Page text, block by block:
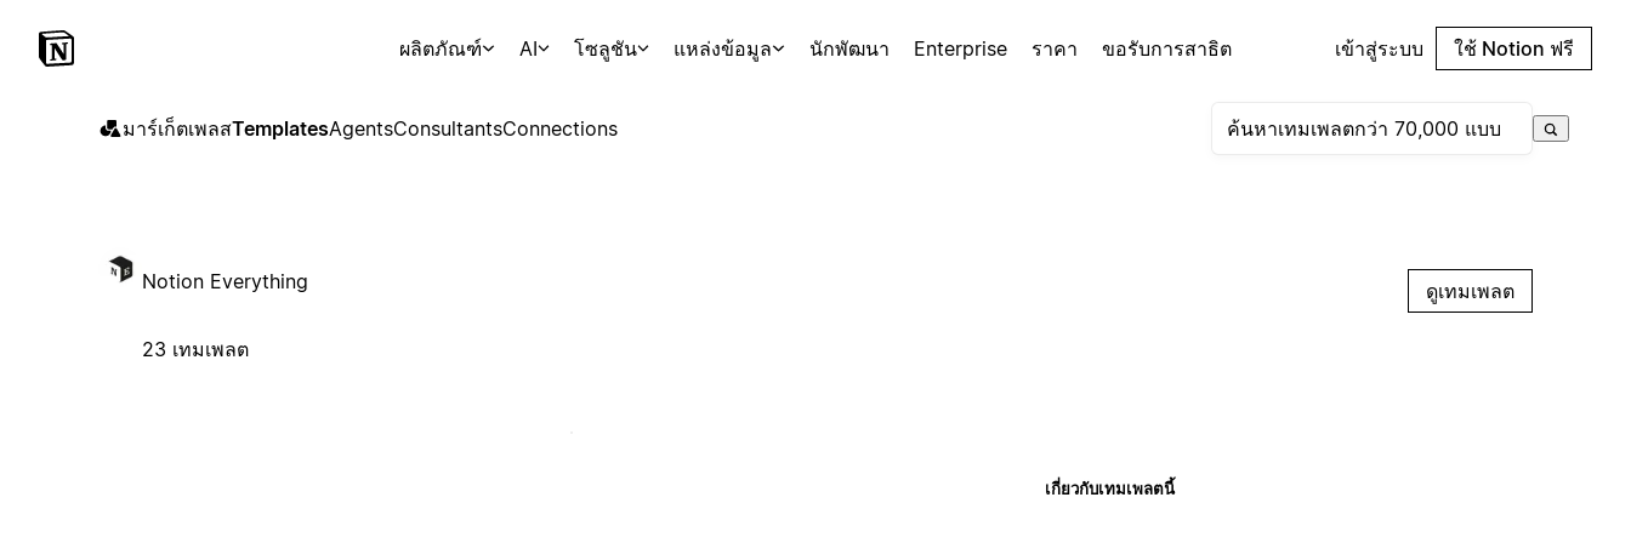
ผลิตภัณฑ์ AI โซลูชัน แหล่งข้อมูล นักพัฒนา Enterprise ราคา ขอรับการสาธิต เข้าสู่ระบบ ใช้ Notion ฟรี
มาร์เก็ตเพลสTemplatesAgentsConsultantsConnections
Notion Everything
23 เทมเพลต
ดูเทมเพลต
เกี่ยวกับเทมเพลตนี้